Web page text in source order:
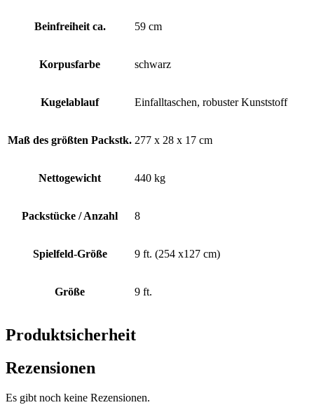
Beinfreiheit ca. 59 cm
Korpusfarbe schwarz
Kugelablauf Einfalltaschen, robuster Kunststoff
Maß des größten Packstk. 277 x 28 x 17 cm
Nettogewicht 440 kg
Packstücke / Anzahl 8
Spielfeld-Größe 9 ft. (254 x127 cm)
Größe 9 ft.
Produktsicherheit
Rezensionen
Es gibt noch keine Rezensionen.